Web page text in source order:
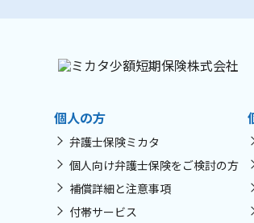
個人の方
弁護士保険ミカタ
個人向け弁護士保険をご検討の方
補償詳細と注意事項
付帯サービス